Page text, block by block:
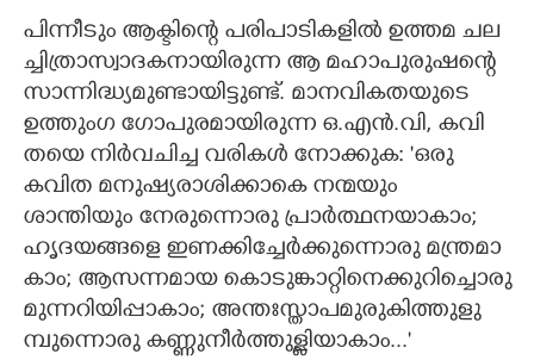
പിന്നീടും ആക്ടിന്റെ പരി​പാ​ടി​ക​ളിൽ ഉത്തമ ചല​
ച്ചി​ത്രാ​സ്വാ​ദ​ക​നാ​യി​രുന്ന ആ മഹാ​പു​രു​ഷന്റെ
സാന്നി​ദ്ധ്യ​മു​ണ്ടാ​യി​ട്ടു​ണ്ട്. മാന​വി​ക​ത​യുടെ
ഉത്തും​ഗ​ ഗോ​പു​ര​മാ​യി​രുന്ന ഒ.​എൻ.​വി,​ കവി​
തയെ നിർവ​ചിച്ച വരി​കൾ നോക്കുക: 'ഒരു
കവിത മനു​ഷ്യ​രാ​ശി​ക്കാകെ നന്മയും
ശാന്തിയും നേരു​ന്നൊരു പ്രാർത്ഥ​ന​യാകാം;
ഹൃദ​യ​ങ്ങളെ ഇണ​ക്കി​ച്ചേർക്കു​ന്നൊരു മന്ത്ര​മാ​
കാം; ആസ​ന്ന​മായ കൊടു​ങ്കാ​റ്റി​നെ​ക്കു​റി​ച്ചൊരു
മുന്ന​റി​യി​പ്പാകാം; അന്തഃ​സ്താ​പ​മു​രു​കി​ത്തു​ളു​
മ്പു​ന്നൊരു കണ്ണു​നീർത്തു​ള്ളി​യാകാം..."